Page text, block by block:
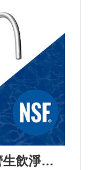
美國PENTAIR櫥下雙管生飲淨水設備活性炭加強除鉛F2200(0.5微米)+基本安裝